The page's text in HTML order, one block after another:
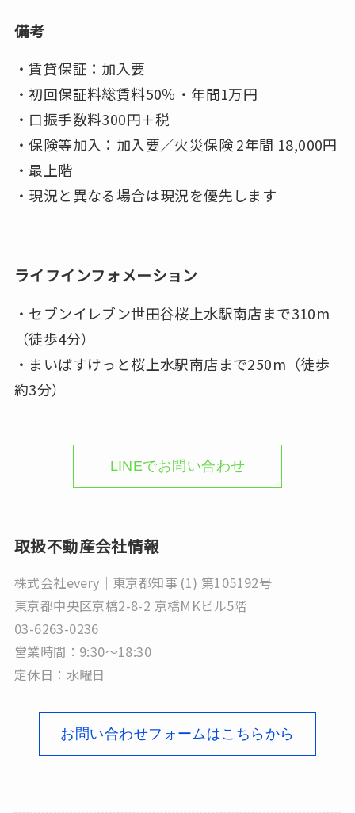
備考
・賃貸保証：加入要
・初回保証料総賃料50％・年間1万円
・口振手数料300円＋税
・保険等加入：加入要／火災保険 2年間 18,000円
・最上階
・現況と異なる場合は現況を優先します
ライフインフォメーション
・セブンイレブン世田谷桜上水駅南店まで310m
（徒歩4分）
・まいばすけっと桜上水駅南店まで250m（徒歩
約3分）
LINEでお問い合わせ
取扱不動産会社情報
株式会社every｜東京都知事 (1) 第105192号
東京都中央区京橋2-8-2 京橋MKビル5階
03-6263-0236
営業時間：9:30～18:30
定休日：水曜日
お問い合わせフォームはこちらから